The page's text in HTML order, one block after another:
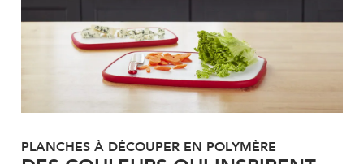
PLANCHES À DÉCOUPER EN POLYMÈRE